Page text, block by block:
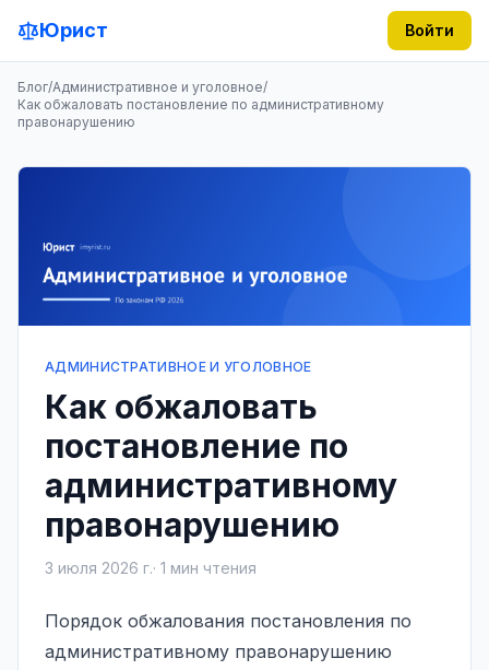
Юрист Войти
Блог/Административное и уголовное/
Как обжаловать постановление по административному
правонарушению
АДМИНИСТРАТИВНОЕ И УГОЛОВНОЕ
Как обжаловать
постановление по
административному
правонарушению
3 июля 2026 г.· 1 мин чтения
Порядок обжалования постановления по
административному правонарушению